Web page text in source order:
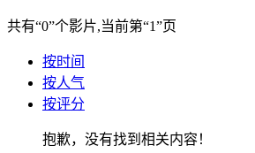
共有“0”个影片,当前第“1”页
按时间
按人气
按评分
抱歉，没有找到相关内容！